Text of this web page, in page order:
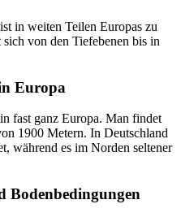
in weiten Teilen Europas zu
von den Tiefebenen bis in
Europa
fast ganz Europa. Man findet
1900 Metern. In Deutschland
während es im Norden seltener
Bodenbedingungen